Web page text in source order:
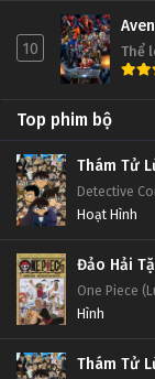
10 Thể
Top phim bộ
Thám Tử
Detective
Hoạt Hình
Đảo Hải
One Piece
Hình
Thám Tử